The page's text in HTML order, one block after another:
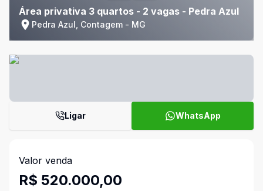
Área privativa 3 quartos - 2 vagas - Pedra Azul
Pedra Azul, Contagem - MG
Ligar WhatsApp
Valor venda
R$ 520.000,00